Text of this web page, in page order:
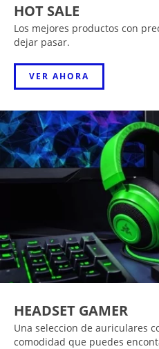
HOT SALE
Los mejores productos con
dejar pasar.
VER AHORA
HEADSET GAMER
Una seleccion de auriculares
comodidad que puedes